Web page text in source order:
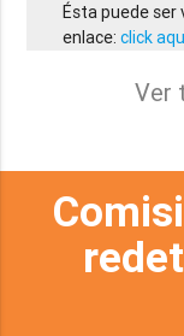
Ésta puede
enlace:click
Ver